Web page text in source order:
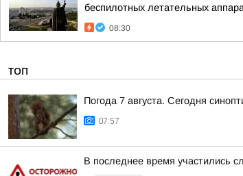
беспилотных летательных
08:30
ТОП
Погода 7 августа. Сегодня
07:57
В последнее время участились